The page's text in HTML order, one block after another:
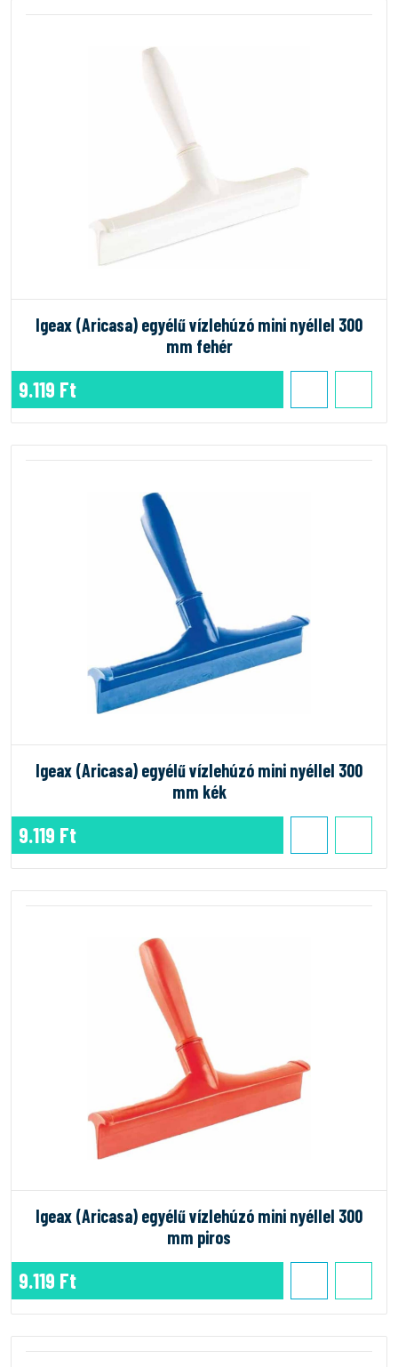
Igeax (Aricasa) egyélű vízlehúzó mini nyéllel 300
mm fehér
9.119 Ft
Igeax (Aricasa) egyélű vízlehúzó mini nyéllel 300
mm kék
9.119 Ft
Igeax (Aricasa) egyélű vízlehúzó mini nyéllel 300
mm piros
9.119 Ft